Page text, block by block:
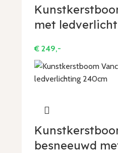
met
€249,-
besneeuwd